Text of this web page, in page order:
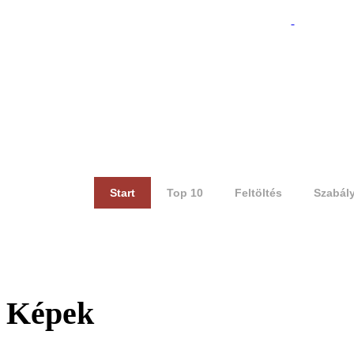
Start Top 10 Feltöltés
Képek